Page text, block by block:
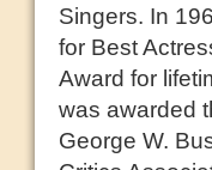
Singers. In
for Best
Award for
was awarded
George W.